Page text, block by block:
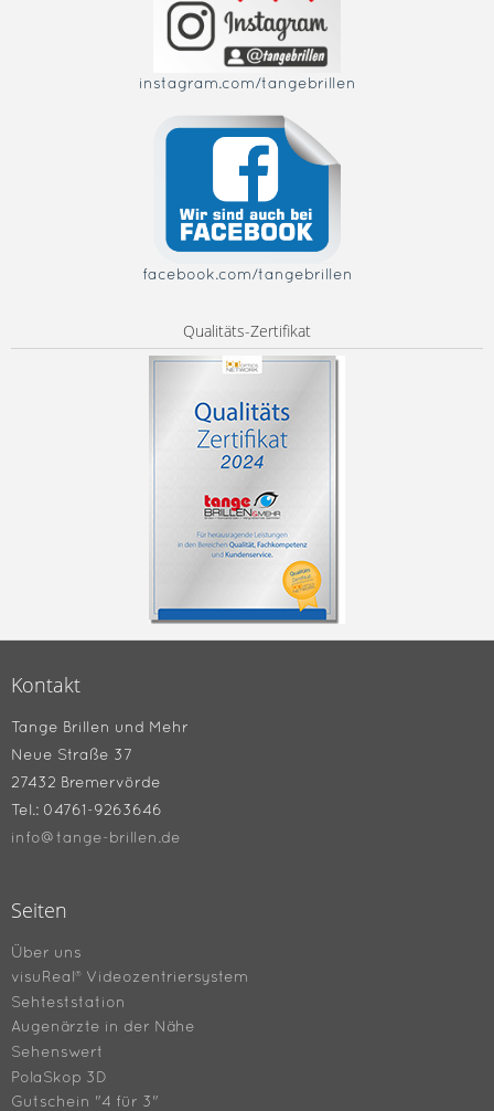
instagram.com/tangebrillen
facebook.com/tangebrillen
Qualitäts-Zertifikat
Kontakt
Tange Brillen und Mehr
Neue Straße 37
27432 Bremervörde
Tel.: 04761-9263646
info@tange-brillen.de
Seiten
Über uns
visuReal® Videozentriersystem
Sehteststation
Augenärzte in der Nähe
Sehenswert
PolaSkop 3D
Gutschein "4 für 3"